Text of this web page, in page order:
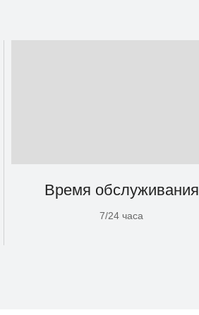
Время обслуживания
7/24 часа